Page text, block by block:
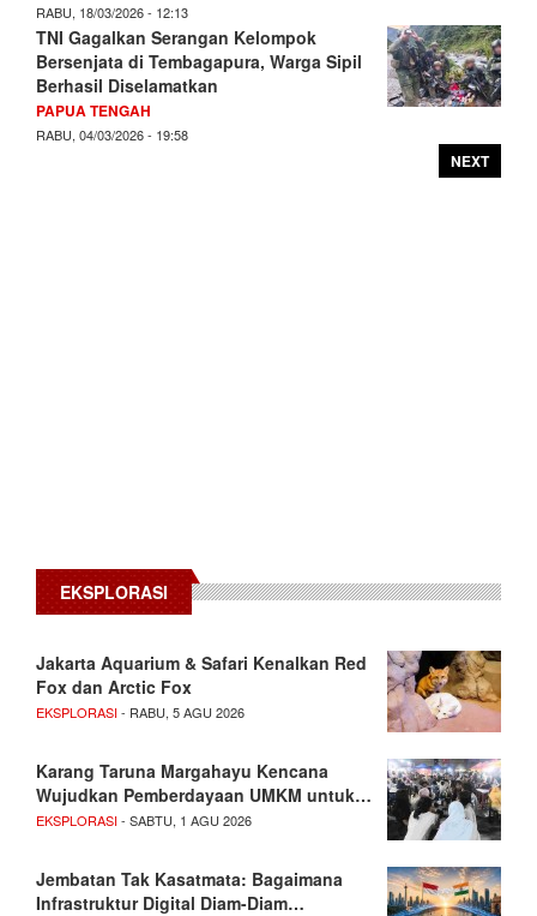
RABU, 18/03/2026 - 12:13
TNI Gagalkan Serangan Kelompok
Bersenjata di Tembagapura, Warga Sipil
Berhasil Diselamatkan
PAPUA TENGAH
RABU, 04/03/2026 - 19:58
NEXT
EKSPLORASI
Jakarta Aquarium & Safari Kenalkan Red
Fox dan Arctic Fox
EKSPLORASI- RABU, 5 AGU 2026
Karang Taruna Margahayu Kencana
Wujudkan Pemberdayaan UMKM untuk…
EKSPLORASI- SABTU, 1 AGU 2026
Jembatan Tak Kasatmata: Bagaimana
Infrastruktur Digital Diam-Diam…